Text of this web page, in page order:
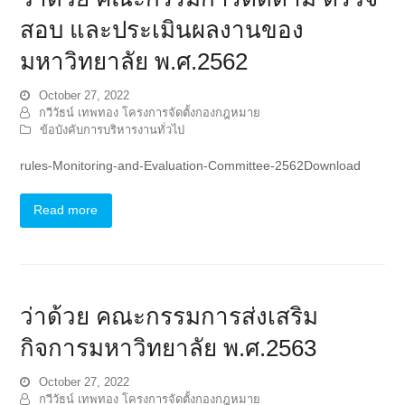
สอบ และประเมินผลงานของ
มหาวิทยาลัย พ.ศ.2562
October 27, 2022
กวีวัธน์ เทพทอง โครงการจัดตั้งกองกฎหมาย
ข้อบังคับการบริหารงานทั่วไป
rules-Monitoring-and-Evaluation-Committee-2562Download
Read more
ว่าด้วย คณะกรรมการส่งเสริม
กิจการมหาวิทยาลัย พ.ศ.2563
October 27, 2022
กวีวัธน์ เทพทอง โครงการจัดตั้งกองกฎหมาย